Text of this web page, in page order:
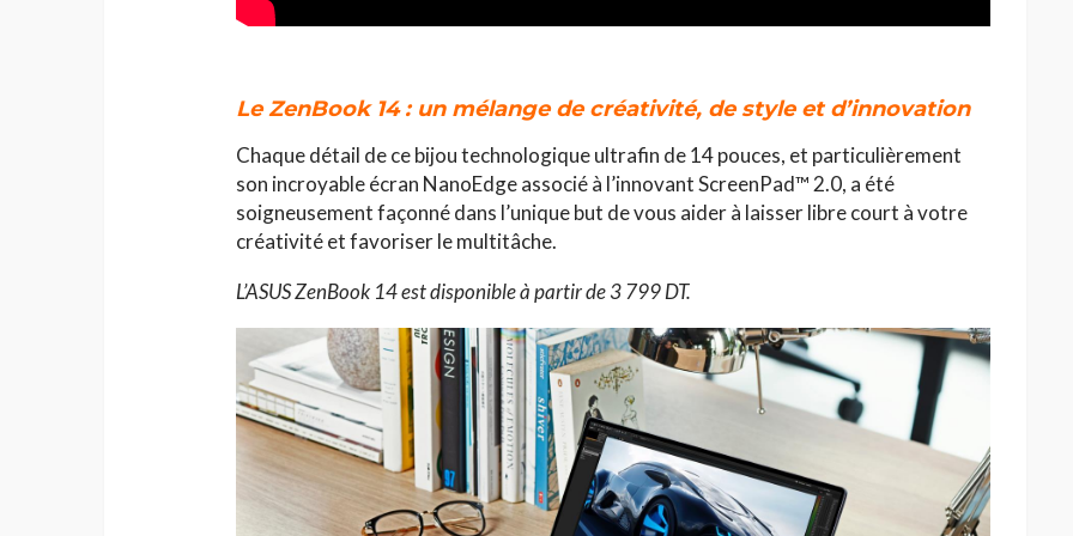
Le ZenBook 14 : un mélange de créativité, de style et d’innovation
Chaque détail de ce bijou technologique ultrafin de 14 pouces, et particulièrement
son incroyable écran NanoEdge associé à l’innovant ScreenPad™ 2.0, a été
soigneusement façonné dans l’unique but de vous aider à laisser libre court à votre
créativité et favoriser le multitâche.
L’ASUS ZenBook 14 est disponible à partir de 3 799 DT.